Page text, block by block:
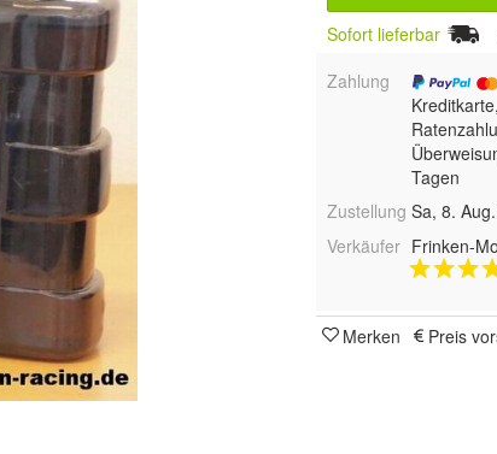
Sofort lieferbar
Zahlung
Tagen
Zustellung Sa, 8.
Verkäufer Frinken-
Merken Preis